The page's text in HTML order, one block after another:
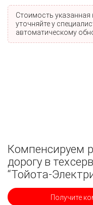
Стоимость указанная
уточняйте у
автоматическому
Компенсируем
дорогу в
“Тойота-
Получите